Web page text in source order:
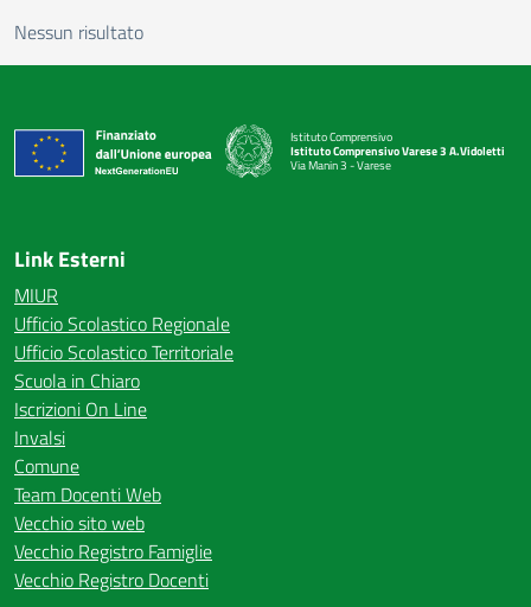
Nessun risultato
Istituto Comprensivo
Istituto Comprensivo Varese 3 A.Vidoletti
Via Manin 3 - Varese
Link Esterni
MIUR
Ufficio Scolastico Regionale
Ufficio Scolastico Territoriale
Scuola in Chiaro
Iscrizioni On Line
Invalsi
Comune
Team Docenti Web
Vecchio sito web
Vecchio Registro Famiglie
Vecchio Registro Docenti